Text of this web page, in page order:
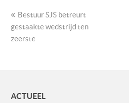
previous
post:
Bestuur SJS betreurt
gestaakte wedstrijd ten
zeerste
ACTUEEL